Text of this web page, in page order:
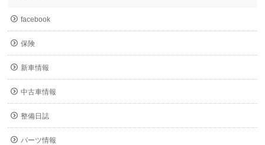
facebook
保険
新車情報
中古車情報
整備日誌
パーツ情報